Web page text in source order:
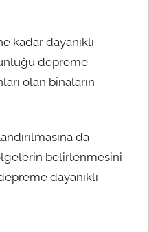
kadar dayanıklı
depreme
olan binaların
da
belirlenmesini
dayanıklı